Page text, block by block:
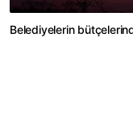
Belediyelerin